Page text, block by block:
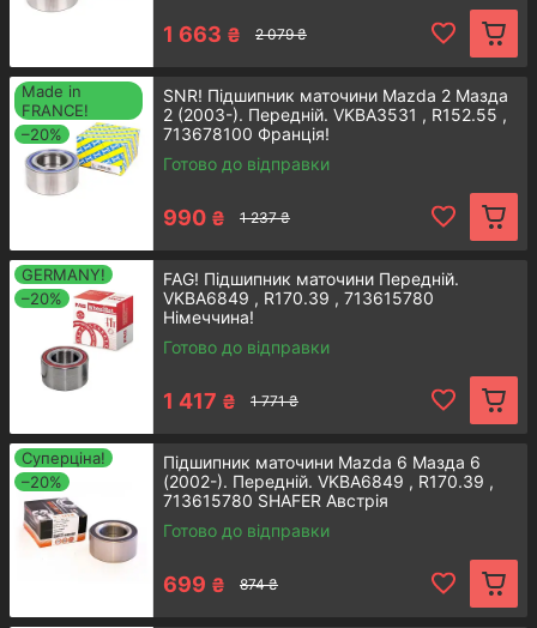
626
Міцна та зностійка деталь, розроблена
спеціалістами корейського бренду
Аксусс. Підходить до автомобілів
Мазда 626, що випускались у 1987-
Передній підшипник ступиці
Якісна деталь, яка має надміцну
конструкцію. Вона сумісна з усіма
авто Mazda CX-9, що були виготовлені
після 2006 року. Виробник - Аксус
1 663 ₴ 2 079 ₴
Made in
FRANCE!
–20%
SNR! Підшипник маточини Mazda 2 Мазда
2 (2003-). Передній. VKBA3531 , R152.55 ,
713678100 Франція!
Готово до відправки
990 ₴ 1 237 ₴
GERMANY!
–20%
FAG! Підшипник маточини Передній.
VKBA6849 , R170.39 , 713615780
Німеччина!
Готово до відправки
1 417 ₴ 1 771 ₴
Суперціна!
–20%
Підшипник маточини Mazda 6 Мазда 6
(2002-). Передній. VKBA6849 , R170.39 ,
713615780 SHAFER Австрія
Готово до відправки
699 ₴ 874 ₴